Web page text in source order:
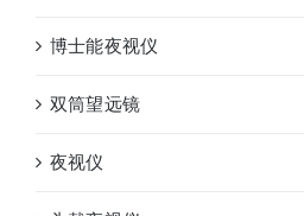
博士能夜视仪
双筒望远镜
夜视仪